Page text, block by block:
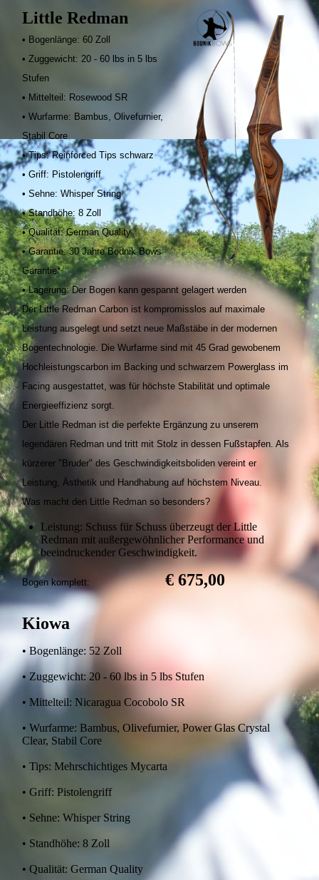
Little Redman
• Bogenlänge: 60 Zoll
• Zuggewicht: 20 - 60 lbs in 5 lbs
Stufen
• Mittelteil: Rosewood SR
• Wurfarme: Bambus, Olivefurnier,
Stabil Core
• Tips: Reinforced Tips schwarz
• Griff: Pistolengriff
• Sehne: Whisper String
• Standhöhe: 8 Zoll
• Qualität: German Quality
• Garantie: 30 Jahre Bodnik Bows
Garantie*
• Lagerung: Der Bogen kann gespannt gelagert werden
Der Little Redman Carbon ist kompromisslos auf maximale
Leistung ausgelegt und setzt neue Maßstäbe in der modernen
Bogentechnologie. Die Wurfarme sind mit 45 Grad gewobenem
Hochleistungscarbon im Backing und schwarzem Powerglass im
Facing ausgestattet, was für höchste Stabilität und optimale
Energieeffizienz sorgt.
Der Little Redman ist die perfekte Ergänzung zu unserem
legendären Redman und tritt mit Stolz in dessen Fußstapfen. Als
kürzerer "Bruder" des Geschwindigkeitsboliden vereint er
Leistung, Ästhetik und Handhabung auf höchstem Niveau.
Was macht den Little Redman so besonders?
Leistung: Schuss für Schuss überzeugt der Little
Redman mit außergewöhnlicher Performance und
beeindruckender Geschwindigkeit.
Bogen komplett: € 675,00
Kiowa
• Bogenlänge: 52 Zoll
• Zuggewicht: 20 - 60 lbs in 5 lbs Stufen
• Mittelteil: Nicaragua Cocobolo SR
• Wurfarme: Bambus, Olivefurnier, Power Glas Crystal
Clear, Stabil Core
• Tips: Mehrschichtiges Mycarta
• Griff: Pistolengriff
• Sehne: Whisper String
• Standhöhe: 8 Zoll
• Qualität: German Quality